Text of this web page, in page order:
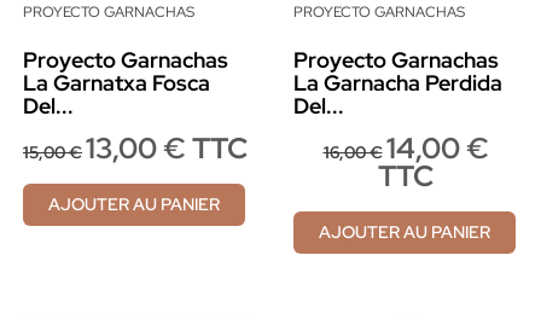
PROYECTO GARNACHAS
Proyecto Garnachas
La Garnatxa Fosca
Del...
15,00 €13,00 € TTC
AJOUTER AU PANIER
PROYECTO GARNACHAS
Proyecto Garnachas
La Garnacha Perdida
Del...
16,00 €14,00 €
TTC
AJOUTER AU PANIER